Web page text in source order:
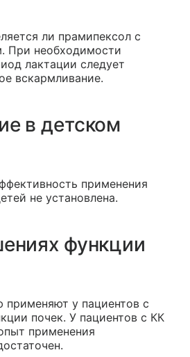
ли прамипексол с
При необходимости
лактации следует
вскармливание.
в детском
применения
не установлена.
функции
у пациентов с
почек. У пациентов с КК
применения